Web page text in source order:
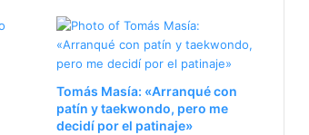
Tomás Masía: «Arranqué con
patín y taekwondo, pero me
decidí por el patinaje»